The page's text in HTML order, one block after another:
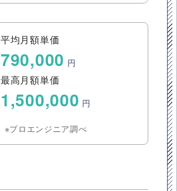
平均月額単価
790,000 円
最高月額単価
1,500,000 円
※プロエンジニア調べ